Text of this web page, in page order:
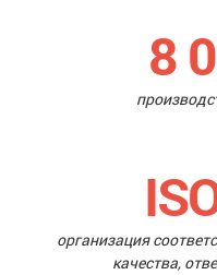
8
организация
качества,